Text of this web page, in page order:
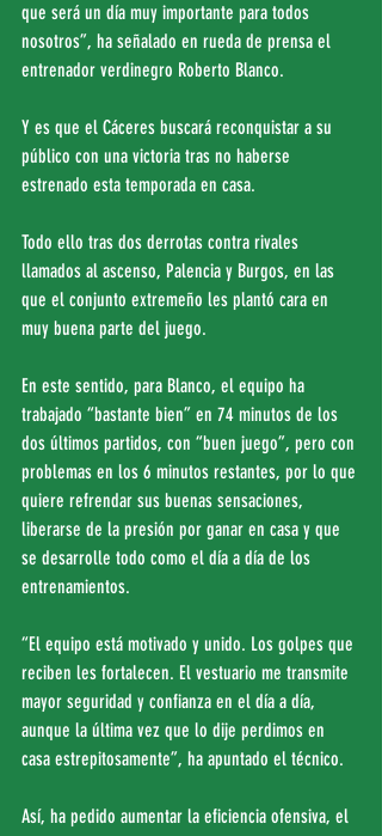
que será un día muy importante para todos
nosotros”, ha señalado en rueda de prensa el
entrenador verdinegro Roberto Blanco.
Y es que el Cáceres buscará reconquistar a su
público con una victoria tras no haberse
estrenado esta temporada en casa.
Todo ello tras dos derrotas contra rivales
llamados al ascenso, Palencia y Burgos, en las
que el conjunto extremeño les plantó cara en
muy buena parte del juego.
En este sentido, para Blanco, el equipo ha
trabajado “bastante bien” en 74 minutos de los
dos últimos partidos, con “buen juego”, pero con
problemas en los 6 minutos restantes, por lo que
quiere refrendar sus buenas sensaciones,
liberarse de la presión por ganar en casa y que
se desarrolle todo como el día a día de los
entrenamientos.
“El equipo está motivado y unido. Los golpes que
reciben les fortalecen. El vestuario me transmite
mayor seguridad y confianza en el día a día,
aunque la última vez que lo dije perdimos en
casa estrepitosamente”, ha apuntado el técnico.
Así, ha pedido aumentar la eficiencia ofensiva, el